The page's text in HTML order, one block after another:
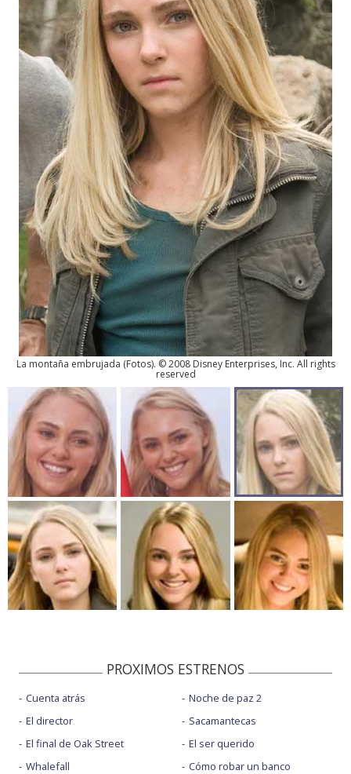
La montaña embrujada (Fotos). © 2008 Disney Enterprises, Inc. All rights
reserved
PROXIMOS ESTRENOS
Cuenta atrás
El director
El final de Oak Street
Whalefall
Noche de paz 2
Sacamantecas
El ser querido
Cómo robar un banco